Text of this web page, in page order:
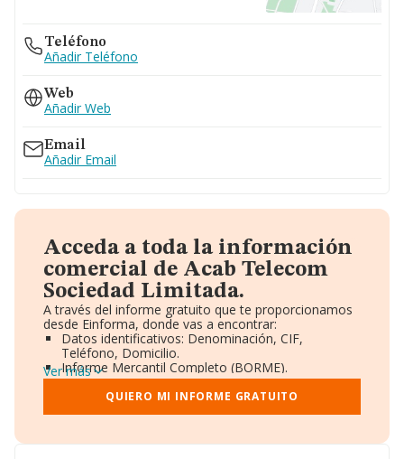
Teléfono
Añadir Teléfono
Web
Añadir Web
Email
Añadir Email
Acceda a toda la información
comercial de Acab Telecom
Sociedad Limitada.
A través del informe gratuito que te proporcionamos
desde Einforma, donde vas a encontrar:
Datos identificativos: Denominación, CIF,
Teléfono, Domicilio.
Informe Mercantil Completo (BORME).
Gráficos de Evolución Ventas y Empleados.
Consejo de Administración y Administradores.
Directivos y Ejecutivos.
Ver más
QUIERO MI INFORME GRATUITO